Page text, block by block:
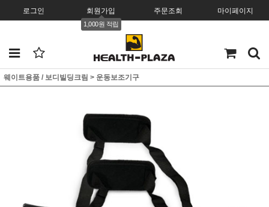
로그인 회원가입
1,000원 적립
주문조회 마이페이지
웨이트용품 / 보디빌딩크림 > 운동보조기구